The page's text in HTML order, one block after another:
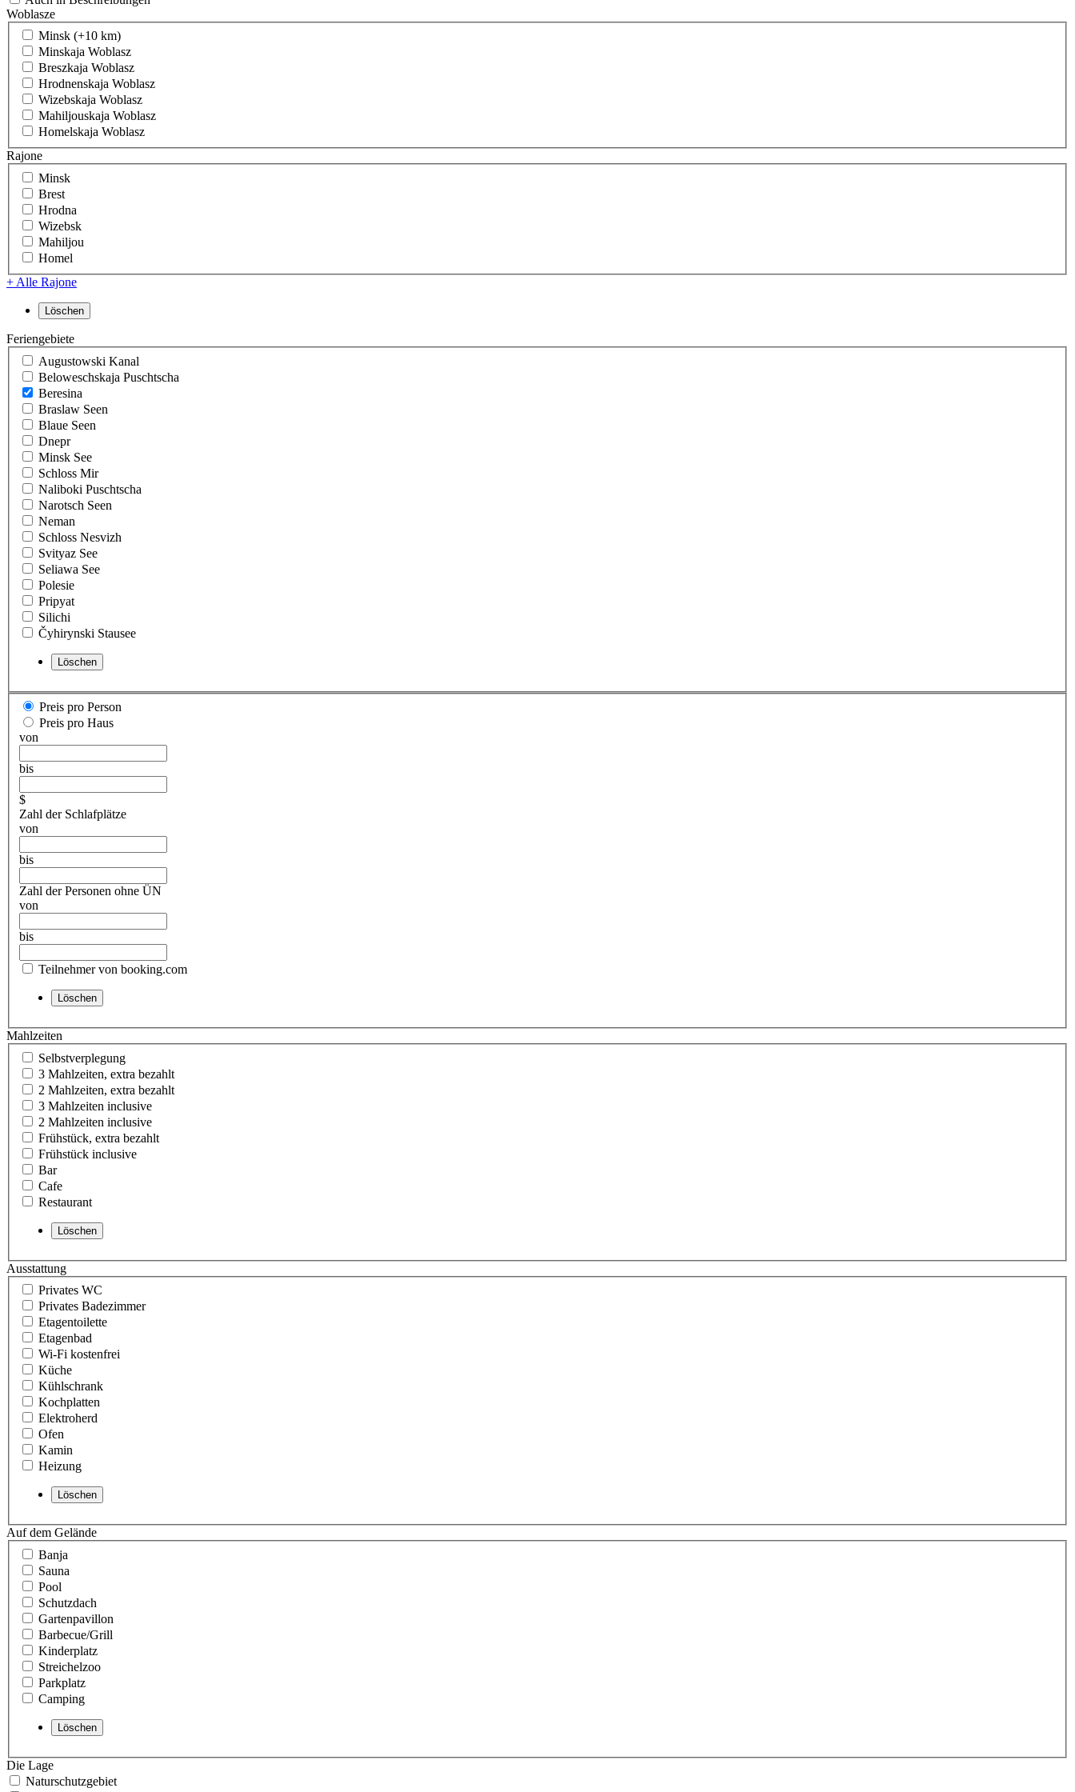
Woblasze
Minsk (+10 km)
Minskaja Woblasz
Breszkaja Woblasz
Hrodnenskaja Woblasz
Wizebskaja Woblasz
Mahiljouskaja Woblasz
Homelskaja Woblasz
Rajone
Minsk
Brest
Hrodna
Wizebsk
Mahiljou
Homel
+ Alle Rajone
Feriengebiete
Augustowski Kanal
Beloweschskaja Puschtscha
Beresina
Braslaw Seen
Blaue Seen
Dnepr
Minsk See
Schloss Mir
Naliboki Puschtscha
Narotsch Seen
Neman
Schloss Nesvizh
Svityaz See
Seliawa See
Polesie
Pripyat
Silichi
Čyhirynski Stausee
Preis pro Person
Preis pro Haus
von
bis
$
Zahl der Schlafplätze
von
bis
Zahl der Personen ohne ÜN
von
bis
Teilnehmer von booking.com
Mahlzeiten
Selbstverplegung
3 Mahlzeiten, extra bezahlt
2 Mahlzeiten, extra bezahlt
3 Mahlzeiten inclusive
2 Mahlzeiten inclusive
Frühstück, extra bezahlt
Frühstück inclusive
Bar
Cafe
Restaurant
Ausstattung
Privates WC
Privates Badezimmer
Etagentoilette
Etagenbad
Wi-Fi kostenfrei
Küche
Kühlschrank
Kochplatten
Elektroherd
Ofen
Kamin
Heizung
Auf dem Gelände
Banja
Sauna
Pool
Schutzdach
Gartenpavillon
Barbecue/Grill
Kinderplatz
Streichelzoo
Parkplatz
Camping
Die Lage
Naturschutzgebiet